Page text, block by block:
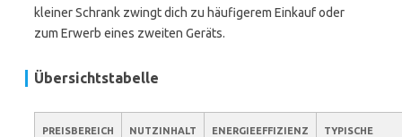
kleiner Schrank zwingt dich zu häufigerem Einkauf oder
zum Erwerb eines zweiten Geräts.
Übersichtstabelle
PREISBEREICH
NUTZINHALT
ENERGIEEFFIZIENZ
TYPISCHE